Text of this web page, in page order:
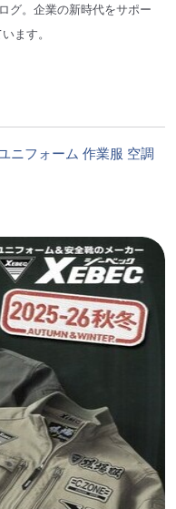
グ。企業の新時代をサポー
ます。
ニフォーム 作業服 空調